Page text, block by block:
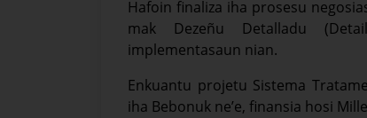
Hafoin finaliza iha prosesu
mak Dezeñu Detalladu
implementasaun nian.
Enkuantu projetu Sistema
iha Bebonuk ne’e, finansia hosi